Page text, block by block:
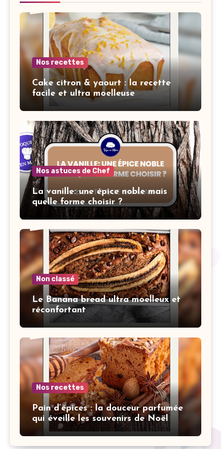
Nos recettes
Cake citron & yaourt : la recette
facile et ultra moelleuse
Nos astuces de Chef
La vanille: une épice noble mais
quelle forme choisir ?
Non classé
Le Banana bread ultra moelleux et
réconfortant
Nos recettes
Pain d’épices : la douceur parfumée
qui éveille les souvenirs de Noël